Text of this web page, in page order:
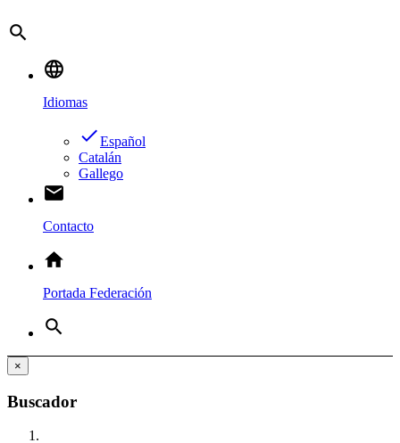
search
language
Idiomas
doneEspañol
Catalán
Gallego
email
Contacto
home
Portada Federación
search
×
Buscador